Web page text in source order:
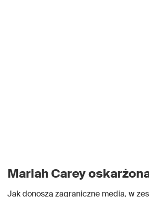
Mariah Carey
Jak donoszą zagraniczne media, w